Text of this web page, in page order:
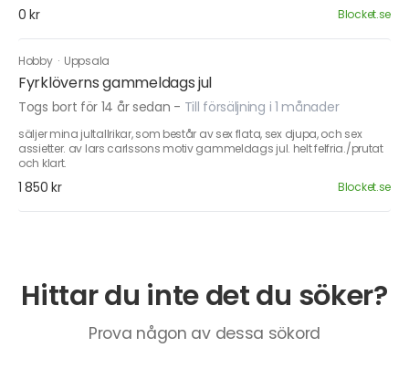
0 kr Blocket.se
Hobby · Uppsala
Fyrklöverns gammeldags jul
Togs bort för 14 år sedan - Till försäljning i 1 månader
säljer mina jultallrikar, som består av sex flata, sex djupa, och sex
assietter. av lars carlssons motiv gammeldags jul. helt felfria./prutat
och klart.
1 850 kr Blocket.se
Hittar du inte det du söker?
Prova någon av dessa sökord